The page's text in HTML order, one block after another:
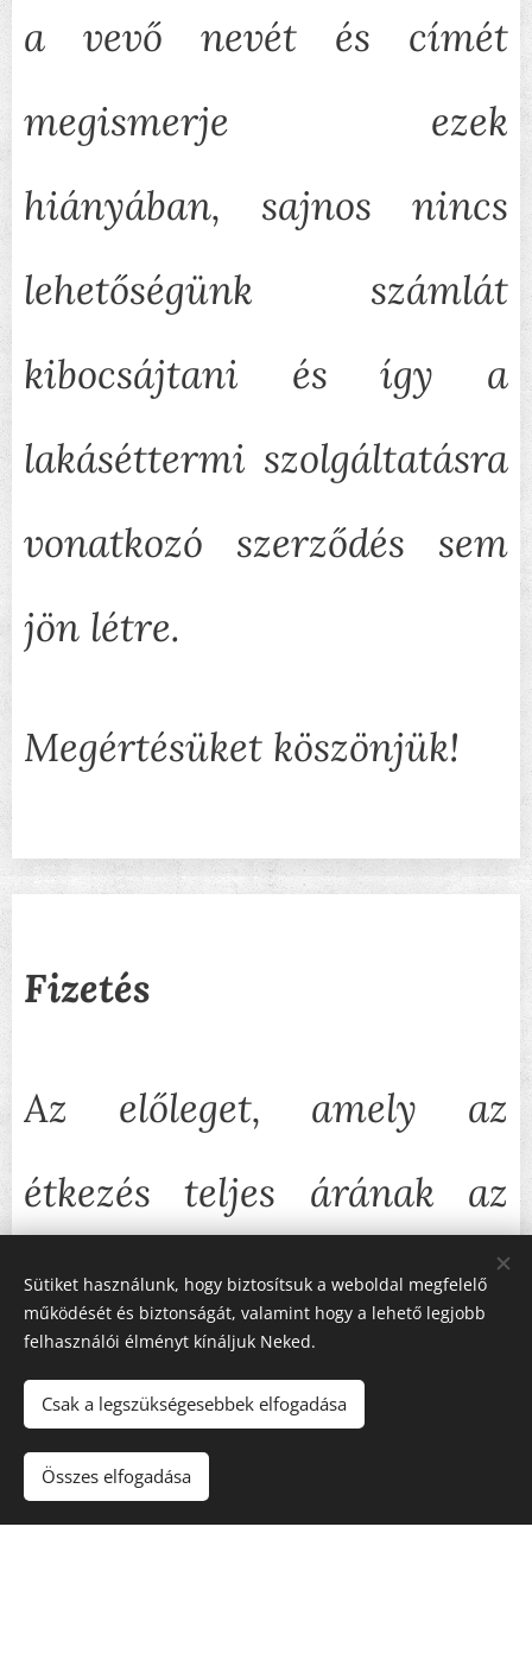
a vevő nevét és címét
megismerje ezek
hiányában, sajnos nincs
lehetőségünk számlát
kibocsájtani és így a
lakáséttermi szolgáltatásra
vonatkozó szerződés sem
jön létre.
Megértésüket köszönjük!
Fizetés
Az előleget, amely az
étkezés teljes árának az
50%-át jelenti, kérjük
legkésőbb szerdáig átutalni
szíveskedjen a kiválasztott
időpont előtt.
Sütiket használunk, hogy biztosítsuk a weboldal megfelelő
működését és biztonságát, valamint hogy a lehető legjobb
felhasználói élményt kínáljuk Neked.
Csak a legszükségesebbek elfogadása
Összes elfogadása